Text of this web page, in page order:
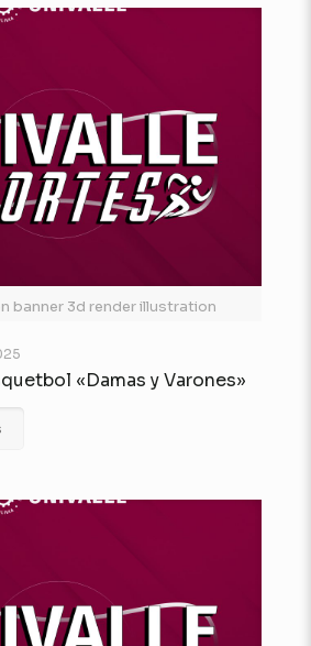
banner 3d render illustration
«Damas y Varones»